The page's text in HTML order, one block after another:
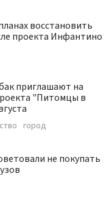
восстановить
проекта Инфантино
приглашают на
"Питомцы в
город
не покупать